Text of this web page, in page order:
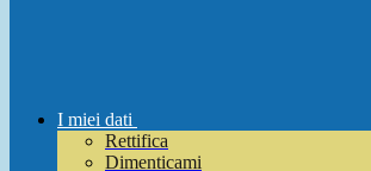
I miei dati
Rettifica
Dimenticami